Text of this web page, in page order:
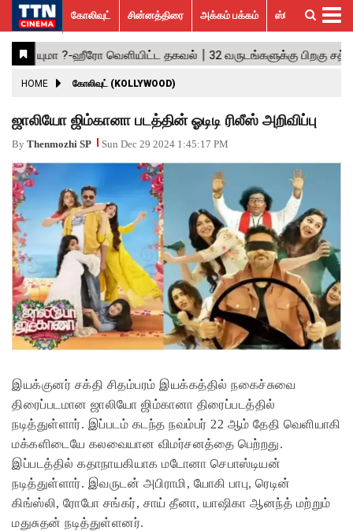
கோலிவுட்
சின்னத்திரை
பாலிவுட்
ஹாலிவுட்
அக்கம்
பக்கம்
ஸ்பெஷல்
ஸ்டோரீஸ்
விமர்சனம்
GALLERY
ACTRESS
ACTORS
MOVIESTILLS
EVENTS
VIDEOS
What’s
Hot
Trending
News
கோலிவுட் சின்னத்திரை அக்கம் பக்கம் ஸ்பெஷல் ஸ்டோரீஸ்
HOME கோலிவுட் (KOLLYWOOD)
ஜாலியோ ஜிம்கானா படத்தின் ஓடிடி ரிலீஸ் அறிவிப்பு
By Thenmozhi SP Sun Dec 29 2024 1:45:17 PM
இயக்குனர் சக்தி சிதம்பரம் இயக்கத்தில் நகைச்சுவை
திரைப்படமான ஜாலியோ ஜிம்கானா திரைப்படத்தில்
நடித்துள்ளார். இப்படம் கடந்த நவம்பர் 22 ஆம் தேதி வெளியாகி
மக்களிடையே கலவையான விமர்சனத்தை பெற்றது.
இப்படத்தில் கதாநாயகியாக மடோனா செபாஸ்டியன்
நடித்துள்ளார். இவருடன் அபிராமி, யோகி பாபு, ரெடின்
கிங்ஸ்லி, ரோபோ சங்கர், சாய் தீனா, யாஷிகா ஆனந்த் மற்றும்
மதுசுதன் நடித்துள்ளனர்.